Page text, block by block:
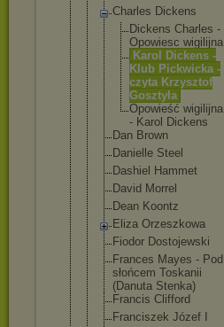
Charles Dickens
Dickens Charles -
Opowiesc wigilijna
Karol Dickens -
Klub Pickwicka -
czyta Krzysztof
Gosztyła
Opowieść wigilijna
- Karol Dickens
Dan Brown
Danielle Steel
Dashiel Hammet
David Morrel
Dean Koontz
Eliza Orzeszkowa
Fiodor Dostojewski
Frances Mayes - Pod
słońcem Toskanii
(Danuta Stenka)
Francis Clifford
Franciszek Józef I